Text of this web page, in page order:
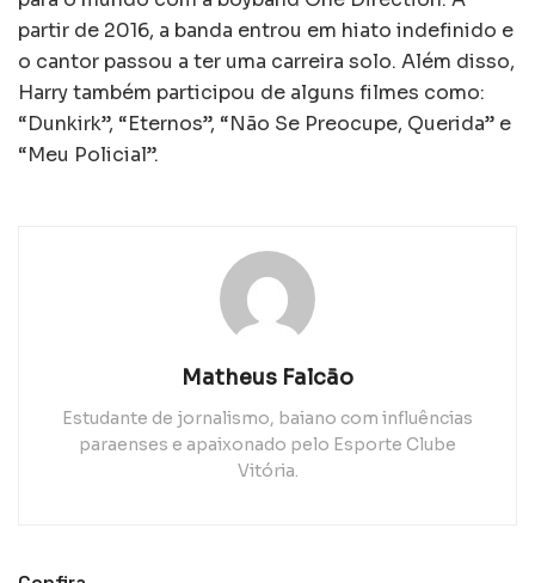
partir de 2016, a banda entrou em hiato indefinido e
o cantor passou a ter uma carreira solo. Além disso,
Harry também participou de alguns filmes como:
“Dunkirk”, “Eternos”, “Não Se Preocupe, Querida” e
“Meu Policial”.
Matheus Falcão
Estudante de jornalismo, baiano com influências
paraenses e apaixonado pelo Esporte Clube
Vitória.